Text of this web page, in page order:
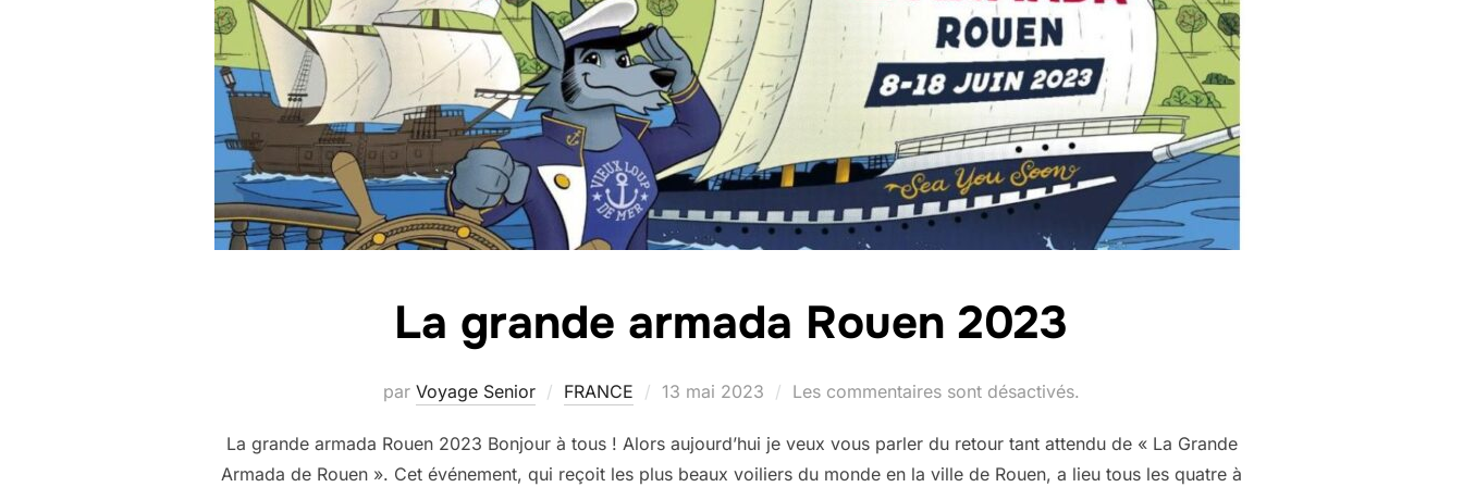
La grande armada Rouen 2023
par Voyage Senior FRANCE
Publié
13 mai 2023 Les commentaires sont désactivés.
La grande armada Rouen 2023 Bonjour à tous ! Alors aujourd’hui je veux vous parler du retour tant attendu de « La Grande
Armada de Rouen ». Cet événement, qui reçoit les plus beaux voiliers du monde en la ville de Rouen, a lieu tous les quatre à